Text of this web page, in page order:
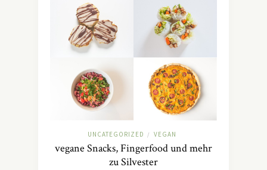
UNCATEGORIZED / VEGAN
vegane Snacks, Fingerfood und mehr
zu Silvester